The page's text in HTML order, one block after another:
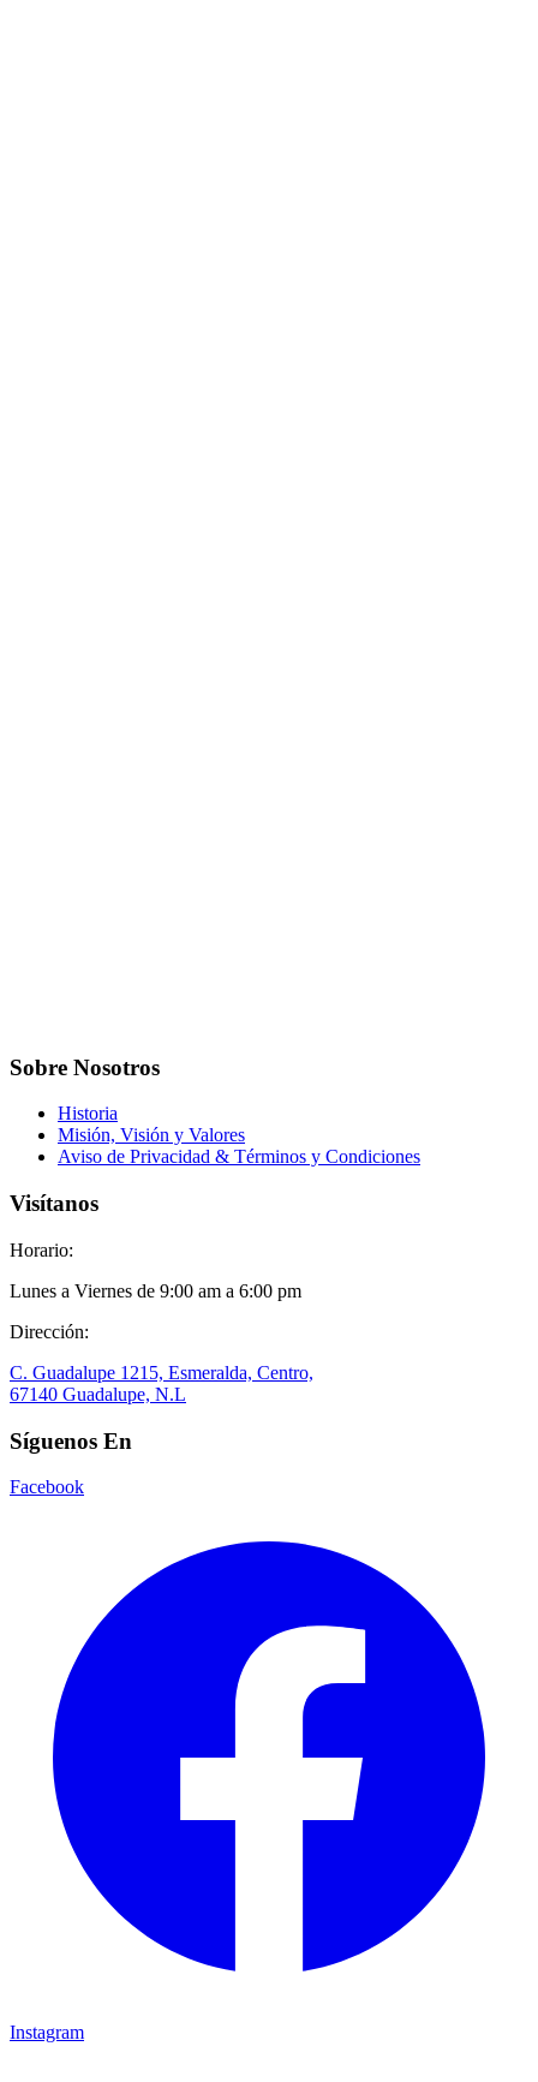
Sobre Nosotros
Historia
Misión, Visión y Valores
Aviso de Privacidad & Términos y Condiciones
Visítanos
Horario:
Lunes a Viernes de 9:00 am a 6:00 pm
Dirección:
C. Guadalupe 1215, Esmeralda, Centro,
67140 Guadalupe, N.L
Síguenos En
Facebook
Instagram